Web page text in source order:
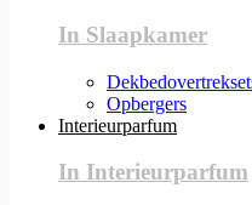
In Slaapkamer
Opbergers
Interieurparfum
In Interieurparfum